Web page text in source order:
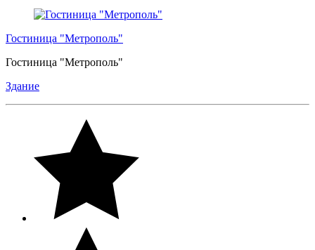
Гостиница "Метрополь"
Гостиница "Метрополь"
Здание